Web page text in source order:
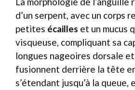
d’un serpent, avec un corps
petites écailles et un mucus
visqueuse, compliquant sa
longues nageoires dorsale
fusionnent derrière la tête
s’étendant jusqu’à la queue,